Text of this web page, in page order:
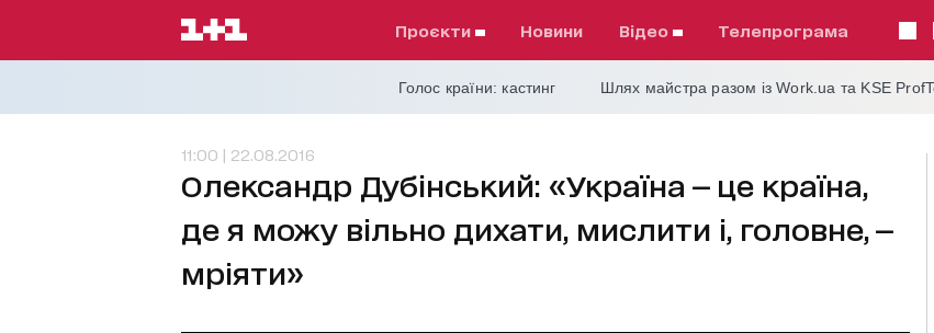
проєкти Новини відео телепрограма
Голос країни: кастинг Шлях майстра разом із Work.ua та KSE
11:00 | 22.08.2016
Олександр Дубінський: «Україна — це країна,
де я можу вільно дихати, мислити і, головне, —
мріяти»